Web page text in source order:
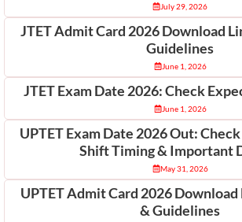
July 29, 2026
JTET Admit Card 2026 Download
Guidelines
June 1, 2026
JTET Exam Date 2026: Check
June 1, 2026
UPTET Exam Date 2026 Out:
Shift Timing & Important
May 31, 2026
UPTET Admit Card 2026 Download
& Guidelines